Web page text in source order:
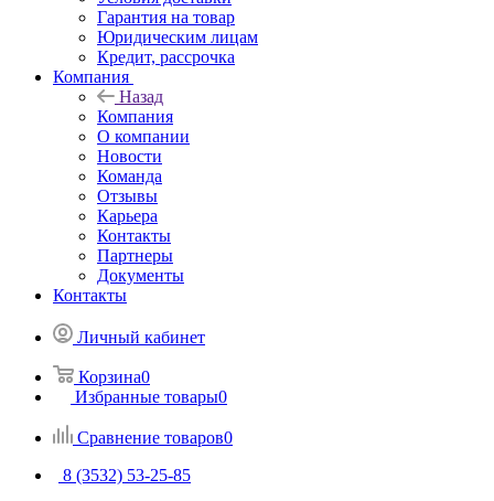
Гарантия на товар
Юридическим лицам
Кредит, рассрочка
Компания
Назад
Компания
О компании
Новости
Команда
Отзывы
Карьера
Контакты
Партнеры
Документы
Контакты
Личный кабинет
Корзина0
Избранные товары0
Сравнение товаров0
8 (3532) 53-25-85